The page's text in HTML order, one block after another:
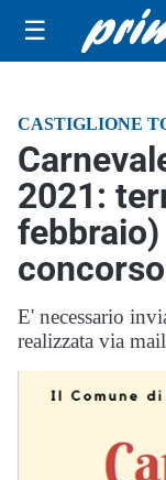
☰
CASTIGLIONE
2021:
E' necessario
realizzata via mail